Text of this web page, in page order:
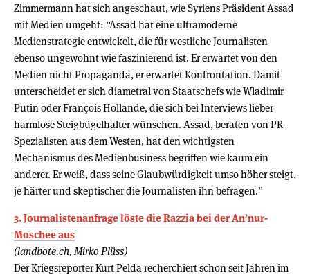
Zimmermann hat sich angeschaut, wie Syriens Präsident Assad
mit Medien umgeht: “Assad hat eine ultramoderne
Medienstrategie entwickelt, die für westliche Journalisten
ebenso ungewohnt wie faszinierend ist. Er erwartet von den
Medien nicht Propaganda, er erwartet Konfrontation. Damit
unterscheidet er sich diametral von Staatschefs wie Wladimir
Putin oder François Hollande, die sich bei Interviews lieber
harmlose Steigbügelhalter wünschen. Assad, beraten von PR-
Spezialisten aus dem Westen, hat den wichtigsten
Mechanismus des Medienbusiness begriffen wie kaum ein
anderer. Er weiß, dass seine Glaubwürdigkeit umso höher steigt,
je härter und skeptischer die Journalisten ihn befragen.”
3. Journalistenanfrage löste die Razzia bei der An’nur-
Moschee aus
(landbote.ch, Mirko Plüss)
Der Kriegsreporter Kurt Pelda recherchiert schon seit Jahren im